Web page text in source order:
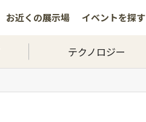
お近くの展示場 イベントを探す
テクノロジー